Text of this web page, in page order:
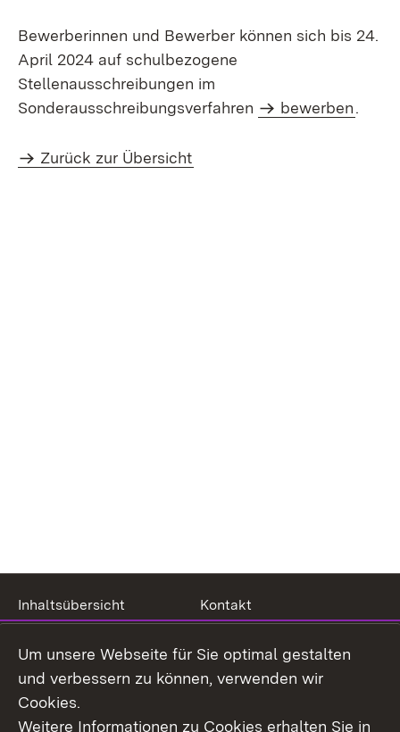
Bewerberinnen und Bewerber können sich bis 24.
April 2024 auf schulbezogene
Stellenausschreibungen im
Sonderausschreibungsverfahren
bewerben.
Zurück zur Übersicht
Inhaltsübersicht
Kontakt
Benutzungshinweise
Erklärung zur
Barrierefreiheit
Um unsere Webseite für Sie optimal gestalten
und verbessern zu können, verwenden wir
Cookies.
Weitere Informationen zu Cookies erhalten Sie in